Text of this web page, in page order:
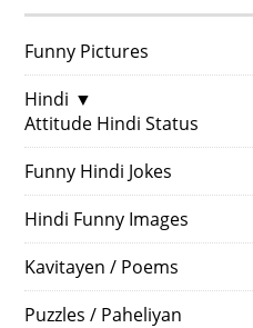
Funny Pictures
Hindi ▼
Attitude Hindi Status
Funny Hindi Jokes
Hindi Funny Images
Kavitayen / Poems
Puzzles / Paheliyan